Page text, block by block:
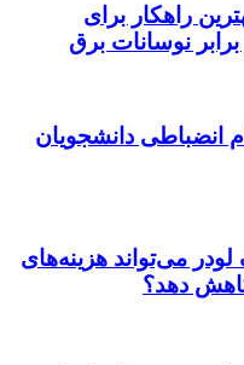
راهکار برای
نوسانات برق
انضباطی دانشجویان
می‌تواند هزینه‌های
دهد؟